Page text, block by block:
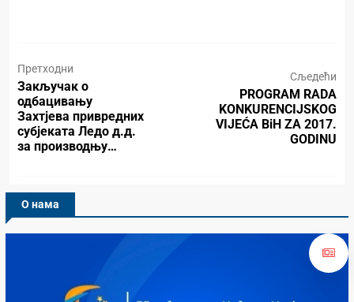
Претходни
Закључак о
одбацивању
Захтјева привредних
субјеката Ледо д.д.
за производњу…
Сљедећи
PROGRAM RADA
KONKURENCIJSKOG
VIJEĆA BiH ZA 2017.
GODINU
О нама